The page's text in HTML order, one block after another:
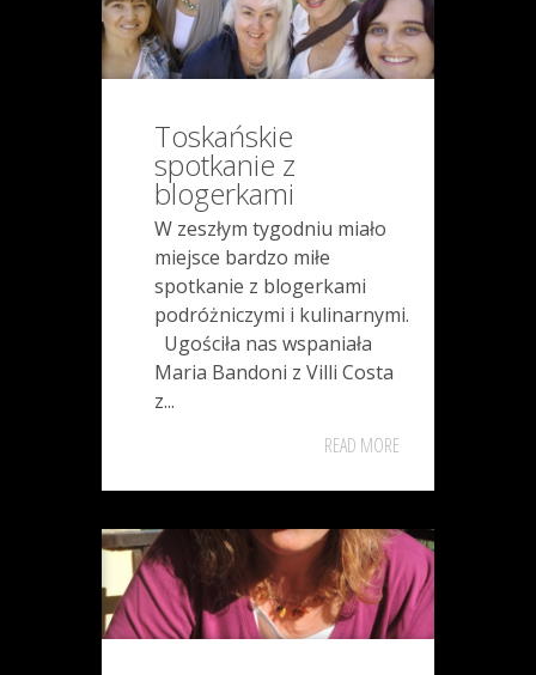
Toskańskie
spotkanie z
blogerkami
W zeszłym tygodniu miało
miejsce bardzo miłe
spotkanie z blogerkami
podróżniczymi i kulinarnymi.
Ugościła nas wspaniała
Maria Bandoni z Villi Costa
z...
READ MORE